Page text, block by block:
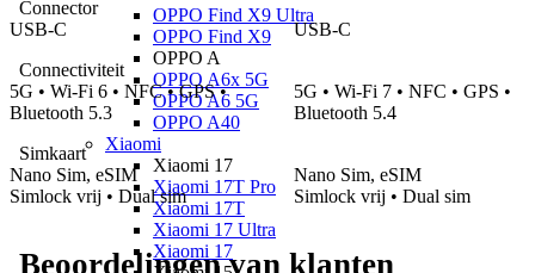
OPPO Find X9 Ultra
OPPO Find X9
OPPO A
OPPO A6x 5G
OPPO A6 5G
OPPO A40
Xiaomi
Xiaomi 17
Xiaomi 17T Pro
Xiaomi 17T
Xiaomi 17 Ultra
Xiaomi 17
Connector
USB-C
USB-C
Connectiviteit
5G • Wi-Fi 6 • NFC • GPS •
Bluetooth 5.3
5G • Wi-Fi 7 • NFC • GPS •
Bluetooth 5.4
Simkaart
Nano Sim, eSIM
Simlock vrij • Dual sim
Nano Sim, eSIM
Simlock vrij • Dual sim
Beoordelingen van klanten